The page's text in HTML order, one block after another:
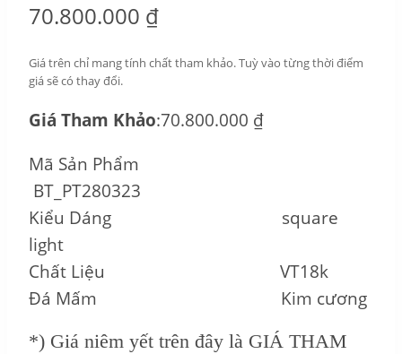
70.800.000 ₫
Giá trên chỉ mang tính chất tham khảo. Tuỳ vào từng thời điểm
giá sẽ có thay đổi.
Giá Tham Khảo:70.800.000 ₫
Mã Sản Phẩm
BT_PT280323
Kiểu Dáng square
light
Chất Liệu VT18k
Đá Mấm Kim cương
*) Giá niêm yết trên đây là GIÁ THAM